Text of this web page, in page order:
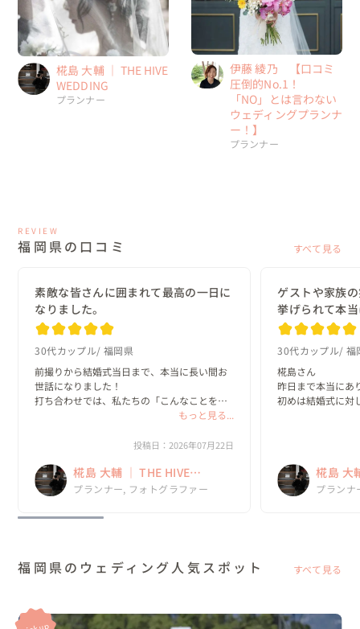
椛島 大輔 ｜ THE HIVE
WEDDING
プランナー
伊藤 綾乃 【口コミ
圧倒的No.1！
「NO」とは言わない
ウェディングプランナ
ー！】
プランナー
REVIEW
福岡県の口コミ すべて見る
素敵な皆さんに囲まれて最高の一日に
なりました。
30代カップル 福岡県
前撮りから結婚式当日まで、本当に長い間お
世話になりました！
打ち合わせでは、私たちの「こんなことをし
てみたい！」という話をすると、「いいです
きに受け止めてくださって、一緒に結婚式を
もっと見る...
投稿日：2026年07月22日
椛島 大輔 ｜ THE HIVE
WEDDING
プランナー, フォトグラファー
ゲストや家族
挙げられて本
30代カップル 福
椛島さん
昨日まで本当に
初めは結婚式に対
を作れたか分かり
椛島 大
プランナ
福岡県のウェディング人気スポット すべて見る